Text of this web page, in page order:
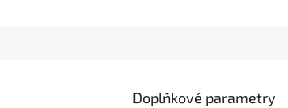
Doplňkové parametry